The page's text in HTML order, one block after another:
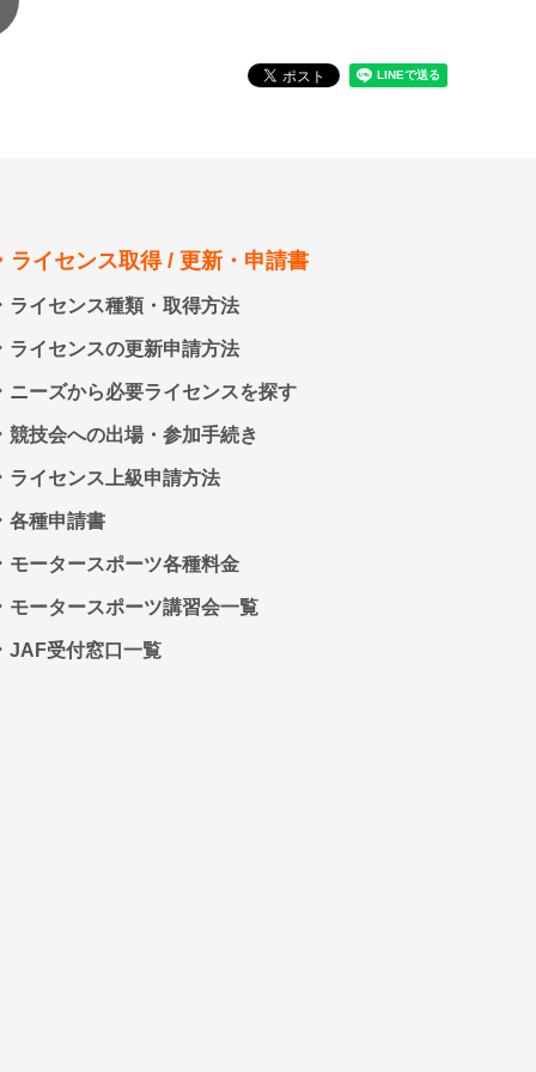
ライセンス取得 / 更新・申請書
ライセンス種類・取得方法
ライセンスの更新申請方法
ニーズから必要ライセンスを探す
競技会への出場・参加手続き
ライセンス上級申請方法
各種申請書
モータースポーツ各種料金
モータースポーツ講習会一覧
JAF受付窓口一覧